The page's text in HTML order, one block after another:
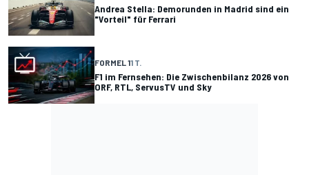
Andrea Stella: Demorunden in Madrid sind ein
"Vorteil" für Ferrari
FORMEL 11 T.
F1 im Fernsehen: Die Zwischenbilanz 2026 von
ORF, RTL, ServusTV und Sky